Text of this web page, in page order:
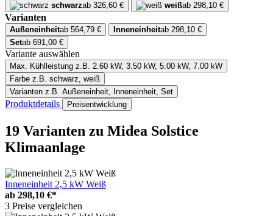
schwarzab 326,60 € weißab 298,10 €
Varianten
Außeneinheitab 564,79 € Inneneinheitab 298,10 €
Setab 691,00 €
Variante auswählen
Max. Kühlleistung z.B. 2.60 kW, 3.50 kW, 5.00 kW, 7.00 kW
Farbe z.B. schwarz, weiß
Varianten z.B. Außeneinheit, Inneneinheit, Set
Produktdetails Preisentwicklung
19 Varianten zu Midea Solstice
Klimaanlage
Inneneinheit 2,5 kW Weiß
ab 298,10 €*
3 Preise vergleichen